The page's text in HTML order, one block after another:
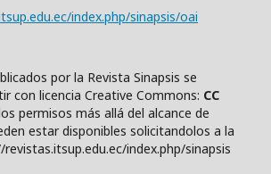
index.php/sinapsis/oai
por la Revista Sinapsis se
con licencia Creative Commons: CC
permisos más allá del alcance de
estar disponibles solicitandolos a la
index.php/sinapsis